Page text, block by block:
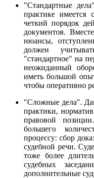
"Стандартные
практике имеется
четкий порядок
документов.
нюансы,
должен
"стандартное" на
неожиданный
иметь большой
чтобы оперативно
"Сложные дела".
практики,
правовой
большего
процессу: сбор
судебной речи.
тоже более
судебных
дополнительные